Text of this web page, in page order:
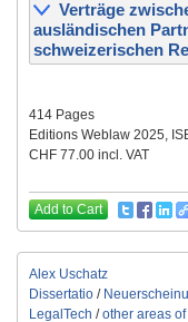
Verträge
ausländischen
schweizerischen
414 Pages
Editions Weblaw 2025,
CHF 77.00 incl. VAT
Add to Cart
Alex Uschatz
Dissertatio /
LegalTech /other areas